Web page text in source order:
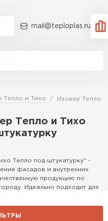
mail@teploplas.ru
Тепло и Тихо Изовер Тепло
Тепло и Тихо
Тепло под штукатурку" -
фасадов и внутренних
продукцию по
Идеально подходит для
звукоизоляцию.
Ветонит
Profiplex